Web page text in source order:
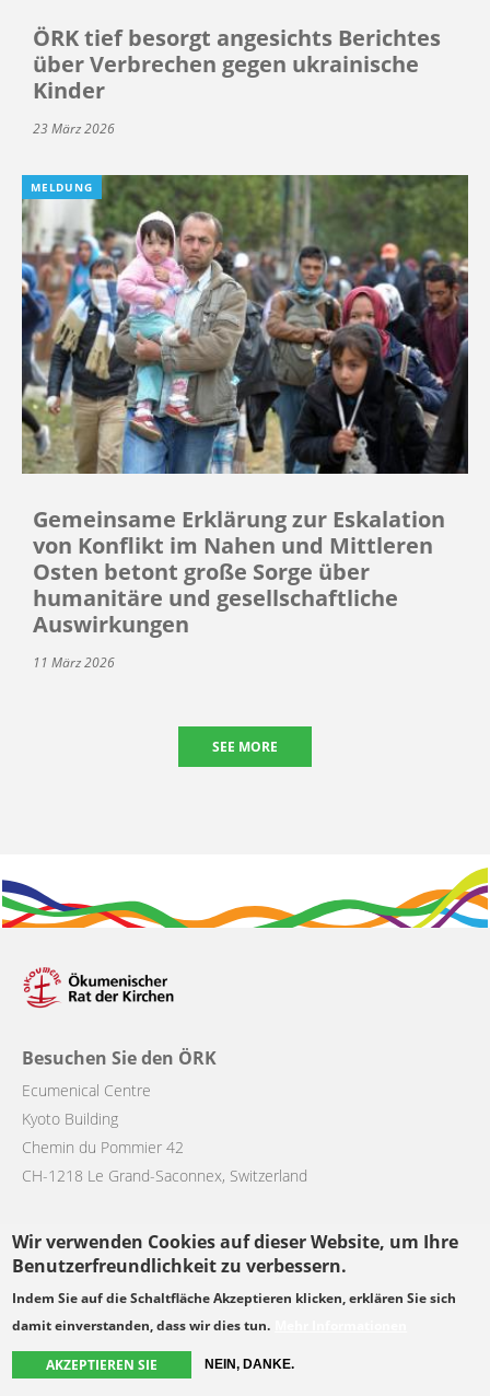
Wir verwenden Cookies auf dieser Website, um Ihre
Benutzerfreundlichkeit zu verbessern.
Indem Sie auf die Schaltfläche Akzeptieren klicken, erklären Sie sich
damit einverstanden, dass wir dies tun.
AKZEPTIEREN SIE NEIN, DANKE.
ÖRK tief besorgt angesichts Berichtes
über Verbrechen gegen ukrainische
Kinder
23 März 2026
MELDUNG
Gemeinsame Erklärung zur Eskalation
von Konflikt im Nahen und Mittleren
Osten betont große Sorge über
humanitäre und gesellschaftliche
Auswirkungen
11 März 2026
SEE MORE
Besuchen Sie den ÖRK
Ecumenical Centre
Kyoto Building
Chemin du Pommier 42
CH-1218 Le Grand-Saconnex, Switzerland
Main
navigation
Über den ÖRK
Mitgliedskirchen
Nachrichten
Veranstaltungen
Machen Sie mit
Dokumentation
Kontakt & Presse
Blog